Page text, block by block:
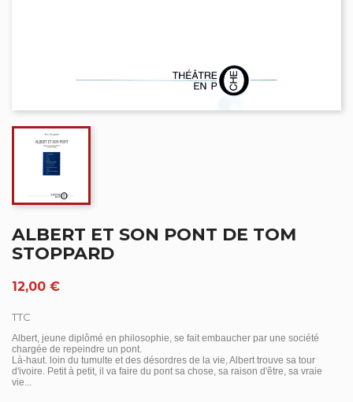
ALBERT ET SON PONT DE TOM
STOPPARD
12,00 €
TTC
Albert, jeune diplômé en philosophie, se fait embaucher par une société
chargée de repeindre un pont.
Là-haut. loin du tumulte et des désordres de la vie, Albert trouve sa tour
d'ivoire. Petit à petit, il va faire du pont sa chose, sa raison d'être, sa vraie
vie...